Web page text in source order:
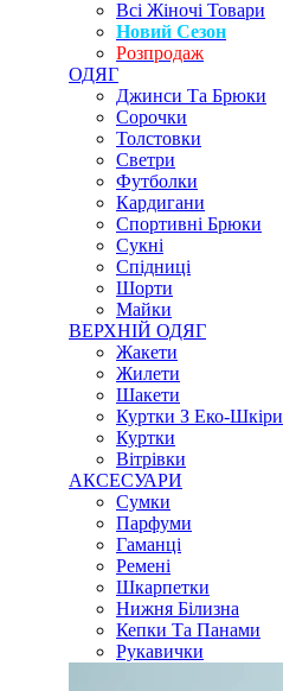
Всі Жіночі Товари
Новий Сезон
Розпродаж
ОДЯГ
Джинси Та Брюки
Сорочки
Толстовки
Светри
Футболки
Кардигани
Спортивні Брюки
Сукні
Спідниці
Шорти
Майки
ВЕРХНІЙ ОДЯГ
Жакети
Жилети
Шакети
Куртки З Еко-Шкіри
Куртки
Вітрівки
АКСЕСУАРИ
Сумки
Парфуми
Гаманці
Ремені
Шкарпетки
Нижня Білизна
Кепки Та Панами
Рукавички